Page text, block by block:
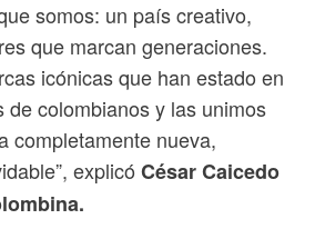
somos: un país creativo,
que marcan generaciones.
icónicas que han estado en
de colombianos y las unimos
completamente nueva,
explicó César Caicedo